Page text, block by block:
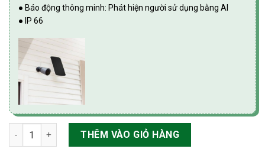
● Báo động thông minh: Phát hiện người sử dụng bằng AI
● IP 66
Camera wifi không dây sử dụng pin sạc + CS-CMT-Solar
THÊM VÀO GIỎ HÀNG